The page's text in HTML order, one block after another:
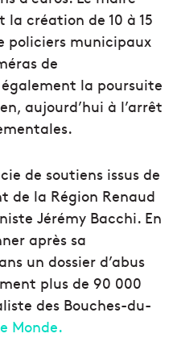
création de 10 à 15
policiers municipaux
de
la poursuite
aujourd’hui à l’arrêt
de soutiens issus de
de la Région Renaud
Jérémy Bacchi. En
après sa
un dossier d’abus
plus de 90 000
des Bouches-du-
Monde.